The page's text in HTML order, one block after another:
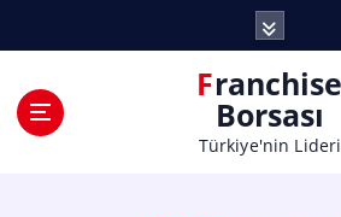
Franchise
Borsası
Türkiye'nin Lideri